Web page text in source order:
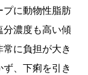
プに動物性脂肪
分濃度も高い傾
に負担が大き
、下痢を引き